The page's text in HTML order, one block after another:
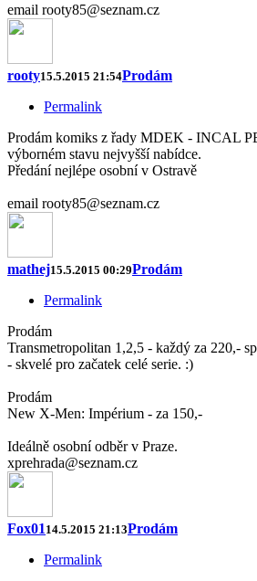
email rooty85@seznam.cz
rooty15.5.2015 21:54Prodám
Permalink
Prodám komiks z řady MDEK - INCAL
výborném stavu nejvyšší nabídce.
Předání nejlépe osobní v Ostravě
email rooty85@seznam.cz
mathej15.5.2015 00:29Prodám
Permalink
Prodám
Transmetropolitan 1,2,5 - každý za 220,-
- skvelé pro začatek celé serie. :)
Prodám
New X-Men: Impérium - za 150,-
Ideálně osobní odběr v Praze.
xprehrada@seznam.cz
Fox01 14.5.2015 21:13Prodám
Permalink